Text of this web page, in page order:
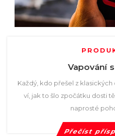
Vapování
Každý, kdo přešel z
ví, jak to šlo zpočátku dosti
naprosté
Přečíst